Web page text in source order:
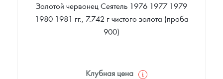
Золотой червонец Сеятель 1976 1977 1979
1980 1981 гг., 7.742 г чистого золота (проба
900)
Клубная цена